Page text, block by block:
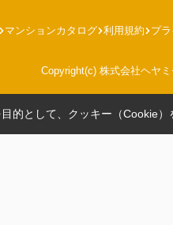
マンションカタログ 利用規約 プ
Copyright(c) 株式会社ヘヤ
的として、クッキー（Cookie）